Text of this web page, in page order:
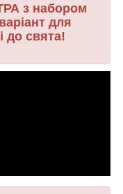
з набором
для
до свята!